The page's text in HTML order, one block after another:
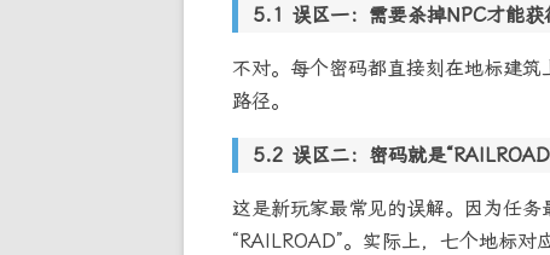
误区一：需要杀掉NPC才能获
不对。每个密码都直接刻在地标建
路径。
误区二：密码就是
这是新玩家最常见的误解。因为任
“RAILROAD”。实际上，七个地标对